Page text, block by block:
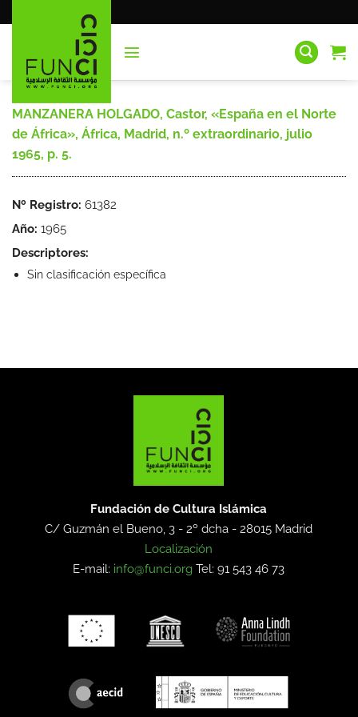
al
MANZANERA HOLGADO, Castor, «España en el Norte
de África», África, Madrid, n.º extraordinario, julio
1965, p. 5.
Nº Registro: 61382
Año: 1965
Descriptores:
Sin clasificación específica
Fundación de Cultura Islámica
C/ Guzmán el Bueno, 3 - 2º dcha -28015 Madrid
Localización
E-mail: info@funci.org Tel: 91 543 46 73